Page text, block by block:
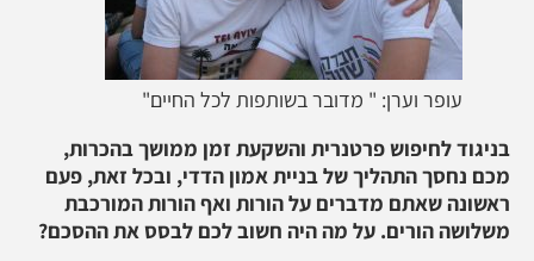
עופר וערן: " מדובר בשותפות לכל החיים"
בניגוד לחיפוש פרטנרית והשקעת זמן ממושך בהכרות,
מכם נחסך התהליך של בניית אמון הדדי, ובכל זאת, פעם
ראשונה שאתם מדברים על הורות ואף הורות המורכבת
משלושה הורים. על מה היה חשוב לכם לבסס את ההסכם?